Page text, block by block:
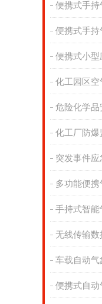
便携式手持
便携式手持
便携式小型
化工园区空
危险化学品
化工厂防爆
突发事件应
多功能便
手持式智能
无线传输
车载自动气
便携式自动